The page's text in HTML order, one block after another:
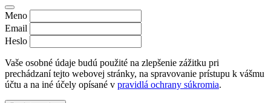
Meno
Email
Heslo
Vaše osobné údaje budú použité na zlepšenie zážitku pri
prechádzaní tejto webovej stránky, na spravovanie prístupu k vášmu
účtu a na iné účely opísané v pravidlá ochrany súkromia.